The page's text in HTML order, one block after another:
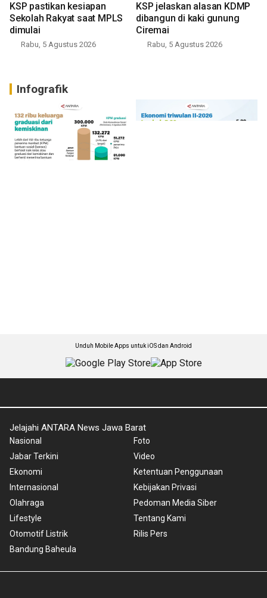
KSP pastikan kesiapan
Sekolah Rakyat saat MPLS
dimulai
Rabu, 5 Agustus 2026
KSP jelaskan alasan KDMP
dibangun di kaki gunung
Ciremai
Rabu, 5 Agustus 2026
Infografik
Unduh Mobile Apps untuk iOS dan Android
Jelajahi ANTARA News Jawa Barat
Nasional
Jabar Terkini
Ekonomi
Internasional
Olahraga
Lifestyle
Otomotif Listrik
Bandung Baheula
Foto
Video
Ketentuan Penggunaan
Kebijakan Privasi
Pedoman Media Siber
Tentang Kami
Rilis Pers